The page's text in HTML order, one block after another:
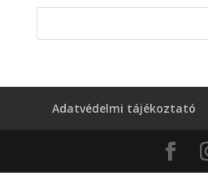
Adatvédelmi tájékoztató